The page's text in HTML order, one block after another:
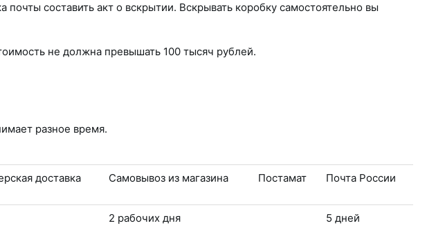
составить акт о вскрытии. Вскрывать коробку самостоятельно вы
не должна превышать 100 тысяч рублей.
разное время.
доставка Самовывоз из магазина Постамат Почта России
2 рабочих дня 5 дней